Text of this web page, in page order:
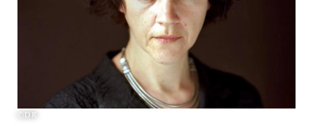
©DR